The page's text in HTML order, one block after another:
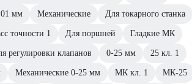
мм Механические Для токарного станка
точности 1 Для поршней Гладкие МК
регулировки клапанов 0-25 мм 25 кл. 1
Механические 0-25 мм МК кл. 1 МК-25